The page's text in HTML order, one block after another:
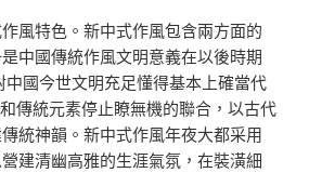
風特色。新中式作風包含兩方面的
中國傳統作風文明意義在以後時期
國今世文明充足懂得基本上確當代
傳統元素停止瞭無機的聯合，以古代
統神韻。新中式作風年夜大都采用
建清幽高雅的生涯氣氛，在裝潢細